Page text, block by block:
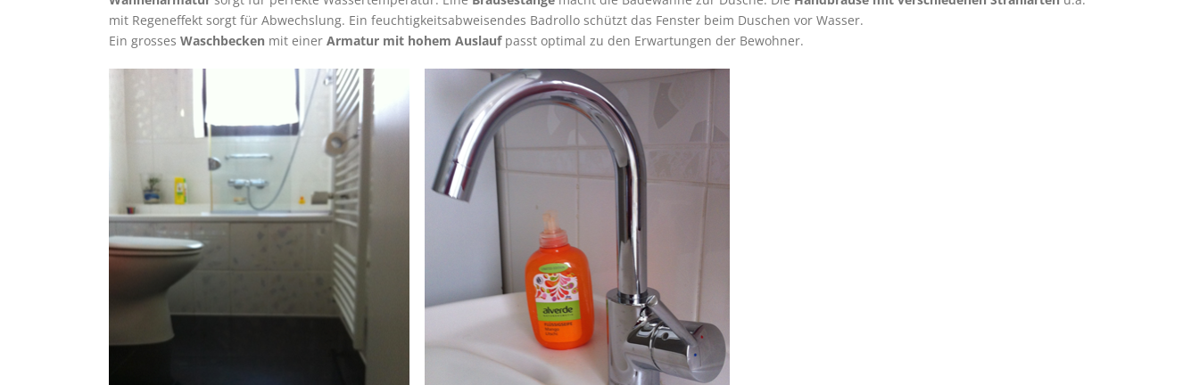
mit Regeneffekt sorgt für Abwechslung. Ein feuchtigkeitsabweisendes Badrollo schützt das Fenster beim Duschen vor Wasser.
Ein grosses Waschbecken mit einer Armatur mit hohem Auslaufpasst optimal zu den Erwartungen der Bewohner.